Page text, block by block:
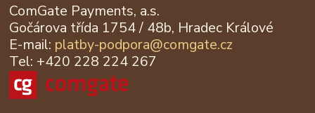
ComGate Payments, a.s.
Gočárova třída 1754 / 48b, Hradec Králové
E-mail: platby-podpora@comgate.cz
Tel: +420 228 224 267